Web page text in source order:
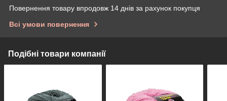
Повернення товару впродовж 14 днів за рахунок покупця
Всі умови повернення
Подібні товари компанії